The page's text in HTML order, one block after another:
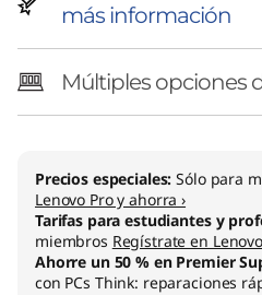
más información
Múltiples opciones
Precios especiales:Sólo para
Lenovo Pro y ahorra ›
Tarifas para estudiantes y
miembros Regístrate en
Ahorre un 50 % en Premier
con PCs Think: reparaciones